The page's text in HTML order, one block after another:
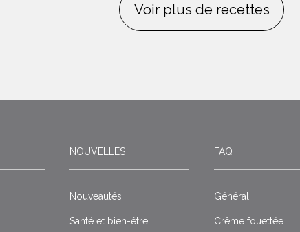
Voir plus de recettes
NOUVELLES
Nouveautés
Santé et bien-être
FAQ
Général
Crême fouettée